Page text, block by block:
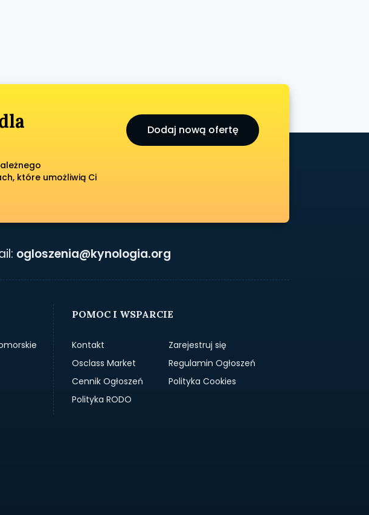
które umożliwią Ci
Dodaj nową ofertę
ogloszenia@kynologia.org
POMOC I WSPARCIE
Kontakt
Zarejestruj się
Osclass Market
Regulamin Ogłoszeń
Cennik Ogłoszeń
Polityka Cookies
Polityka RODO